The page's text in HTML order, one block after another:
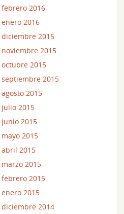
febrero 2016
enero 2016
diciembre 2015
noviembre 2015
octubre 2015
septiembre 2015
agosto 2015
julio 2015
junio 2015
mayo 2015
abril 2015
marzo 2015
febrero 2015
enero 2015
diciembre 2014